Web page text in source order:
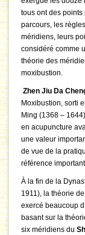
tous ont des
parcours, les
méridiens, leurs
considéré comme
théorie des
moxibustion.
Zhen Jiu Da
Moxibustion, sorti
Ming (1368 –
en acupuncture
une valeur
de vue de la
référence
À la fin de la
1911), la théorie
exercé beaucoup
basant sur la
six méridiens du